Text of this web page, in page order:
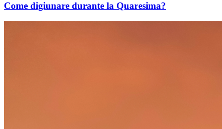
Come digiunare durante la Quaresima?